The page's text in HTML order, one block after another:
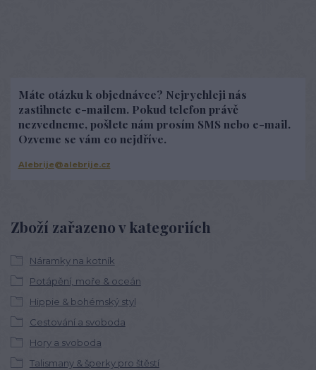
Zboží zařazeno v kategoriích
Náramky na kotník
Potápění, moře & oceán
Hippie & bohémský styl
Cestování a svoboda
Hory a svoboda
Talismany & šperky pro štěstí
Máte otázku k objednávce? Nejrychleji nás
zastihnete e-mailem. Pokud telefon právě
nezvedneme, pošlete nám prosím SMS nebo e-mail.
Ozveme se vám co nejdříve.
Alebrije@alebrije.cz